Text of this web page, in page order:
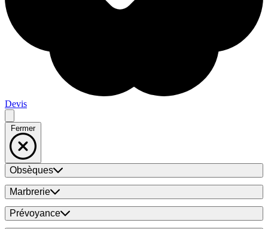
Devis
Fermer
Obsèques
Marbrerie
Prévoyance